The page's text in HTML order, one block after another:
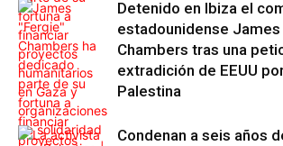
Detenido en Ibiza el
estadounidense James
Chambers tras una
extradición de EEUU
Palestina
Condenan a seis años